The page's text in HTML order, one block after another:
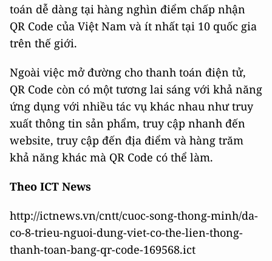
toán dễ dàng tại hàng nghìn điểm chấp nhận
QR Code của Việt Nam và ít nhất tại 10 quốc gia
trên thế giới.
Ngoài việc mở đường cho thanh toán điện tử,
QR Code còn có một tương lai sáng với khả năng
ứng dụng với nhiều tác vụ khác nhau như truy
xuất thông tin sản phẩm, truy cập nhanh đến
website, truy cập đến địa điểm và hàng trăm
khả năng khác mà QR Code có thể làm.
Theo ICT News
http://ictnews.vn/cntt/cuoc-song-thong-minh/da-
co-8-trieu-nguoi-dung-viet-co-the-lien-thong-
thanh-toan-bang-qr-code-169568.ict